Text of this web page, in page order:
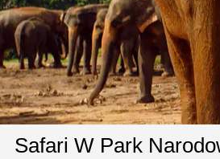
Safari W Park